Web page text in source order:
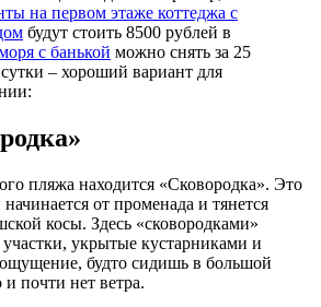
на первом этаже коттеджа с
будут стоить 8500 рублей в
с банькой можно снять за 25
– хороший вариант для
пляжа находится «Сковородка». Это
от променада и тянется
косы. Здесь «сковородками»
укрытые кустарниками и
будто сидишь в большой
почти нет ветра.